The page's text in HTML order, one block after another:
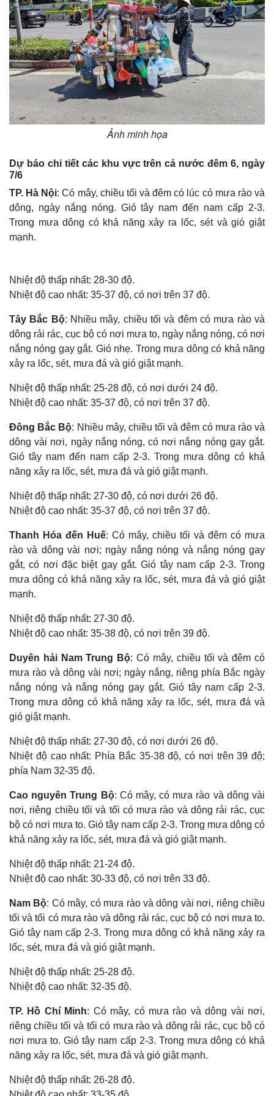
Thế giới
Quan sát
Cuộc sống đó đây
Hồ sơ
Video
Ảnh
E-Magazine
Ảnh minh họa
Dự báo chi tiết các khu vực trên cả nước đêm 6, ngày
7/6
TP. Hà Nội: Có mây, chiều tối và đêm có lúc có mưa rào và
dông, ngày nắng nóng. Gió tây nam đến nam cấp 2-3.
Trong mưa dông có khả năng xảy ra lốc, sét và gió giật
mạnh.
Nhiệt độ thấp nhất: 28-30 độ.
Nhiệt độ cao nhất: 35-37 độ, có nơi trên 37 độ.
Tây Bắc Bộ: Nhiều mây, chiều tối và đêm có mưa rào và
dông rải rác, cục bộ có nơi mưa to, ngày nắng nóng, có nơi
nắng nóng gay gắt. Gió nhẹ. Trong mưa dông có khả năng
xảy ra lốc, sét, mưa đá và gió giật mạnh.
Nhiệt độ thấp nhất: 25-28 độ, có nơi dưới 24 độ.
Nhiệt độ cao nhất: 35-37 độ, có nơi trên 37 độ.
Đông Bắc Bộ: Nhiều mây, chiều tối và đêm có mưa rào và
dông vài nơi, ngày nắng nóng, có nơi nắng nóng gay gắt.
Gió tây nam đến nam cấp 2-3. Trong mưa dông có khả
năng xảy ra lốc, sét, mưa đá và gió giật mạnh.
Nhiệt độ thấp nhất: 27-30 độ, có nơi dưới 26 độ.
Nhiệt độ cao nhất: 35-37 độ, có nơi trên 37 độ.
Thanh Hóa đến Huế: Có mây, chiều tối và đêm có mưa
rào và dông vài nơi; ngày nắng nóng và nắng nóng gay
gắt, có nơi đặc biệt gay gắt. Gió tây nam cấp 2-3. Trong
mưa dông có khả năng xảy ra lốc, sét, mưa đá và gió giật
mạnh.
Nhiệt độ thấp nhất: 27-30 độ.
Nhiệt độ cao nhất: 35-38 độ, có nơi trên 39 độ.
Duyên hải Nam Trung Bộ: Có mây, chiều tối và đêm có
mưa rào và dông vài nơi; ngày nắng, riêng phía Bắc ngày
nắng nóng và nắng nóng gay gắt. Gió tây nam cấp 2-3.
Trong mưa dông có khả năng xảy ra lốc, sét, mưa đá và
gió giật mạnh.
Nhiệt độ thấp nhất: 27-30 độ, có nơi dưới 26 độ.
Nhiệt độ cao nhất: Phía Bắc 35-38 độ, có nơi trên 39 độ;
phía Nam 32-35 độ.
Cao nguyên Trung Bộ: Có mây, có mưa rào và dông vài
nơi, riêng chiều tối và tối có mưa rào và dông rải rác, cục
bộ có nơi mưa to. Gió tây nam cấp 2-3. Trong mưa dông có
khả năng xảy ra lốc, sét, mưa đá và gió giật mạnh.
Nhiệt độ thấp nhất: 21-24 độ.
Nhiệt độ cao nhất: 30-33 độ, có nơi trên 33 độ.
Nam Bộ: Có mây, có mưa rào và dông vài nơi, riêng chiều
tối và tối có mưa rào và dông rải rác, cục bộ có nơi mưa to.
Gió tây nam cấp 2-3. Trong mưa dông có khả năng xảy ra
lốc, sét, mưa đá và gió giật mạnh.
Nhiệt độ thấp nhất: 25-28 độ.
Nhiệt độ cao nhất: 32-35 độ.
TP. Hồ Chí Minh: Có mây, có mưa rào và dông vài nơi,
riêng chiều tối và tối có mưa rào và dông rải rác, cục bộ có
nơi mưa to. Gió tây nam cấp 2-3. Trong mưa dông có khả
năng xảy ra lốc, sét, mưa đá và gió giật mạnh.
Nhiệt độ thấp nhất: 26-28 độ.